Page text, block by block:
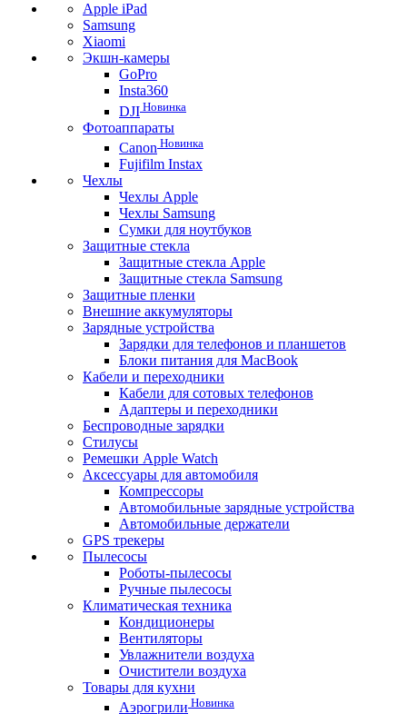
Apple iPad
Samsung
Xiaomi
Экшн-камеры
GoPro
Insta360
DJI Новинка
Фотоаппараты
Canon Новинка
Fujifilm Instax
Чехлы
Чехлы Apple
Чехлы Samsung
Сумки для ноутбуков
Защитные стекла
Защитные стекла Apple
Защитные стекла Samsung
Защитные пленки
Внешние аккумуляторы
Зарядные устройства
Зарядки для телефонов и планшетов
Блоки питания для MacBook
Кабели и переходники
Кабели для сотовых телефонов
Адаптеры и переходники
Беспроводные зарядки
Стилусы
Ремешки Apple Watch
Аксессуары для автомобиля
Компрессоры
Автомобильные зарядные устройства
Автомобильные держатели
GPS трекеры
Пылесосы
Роботы-пылесосы
Ручные пылесосы
Климатическая техника
Кондиционеры
Вентиляторы
Увлажнители воздуха
Очистители воздуха
Товары для кухни
Аэрогрили Новинка